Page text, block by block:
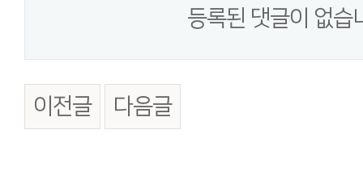
등록된 댓글이 없습
이전글 다음글